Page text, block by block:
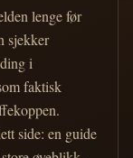
lenge før
sjekker
i
faktisk
side: en guide